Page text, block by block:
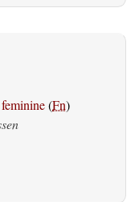
(Fn)